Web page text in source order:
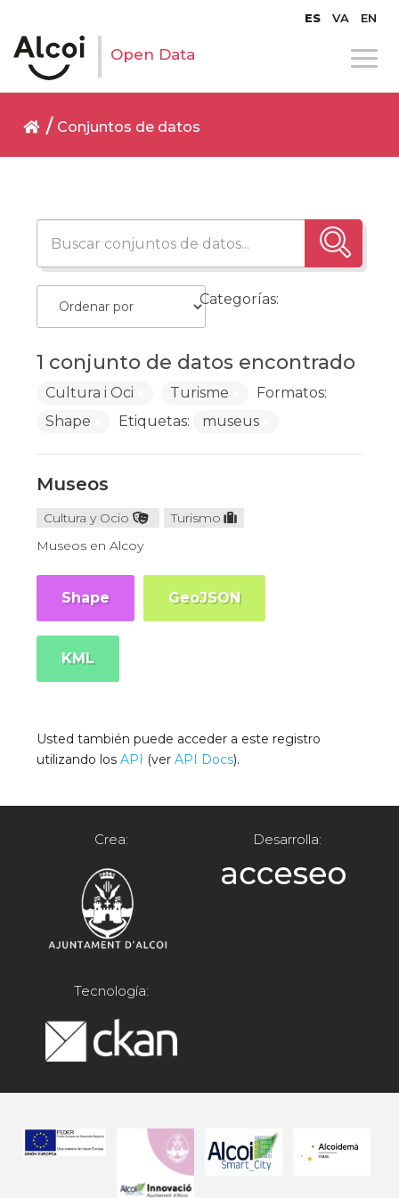
ES VA EN
Open Data
Conjuntos de datos
1 conjunto de datos encontrado
Categorías:
Cultura i Oci Turisme
Formatos:
Shape
Etiquetas: museus
Museos
Cultura y Ocio
Turismo
Museos en Alcoy
Shape GeoJSON
KML
Usted también puede acceder a este registro
utilizando losAPI (verAPI Docs).
Crea: Desarrolla:
Tecnología: